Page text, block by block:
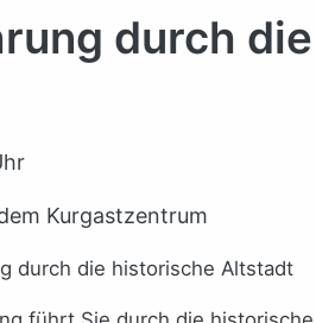
durch
Kurgastzentrum